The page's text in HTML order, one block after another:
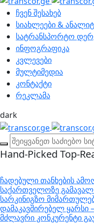
ჩვენ შესახებ
სიახლეები &
სატრანსპორტო
ინფოგრაფიკა
კვლევები
მულტიმედია
კონტაქტი
რეკლამა
dark
Hand-Picked Top-
ჩადებული თანხების
საქართველოზე
სარკინიგზო
დამაკავშირებელ ყარსი
მძლავრი კონკურენტი